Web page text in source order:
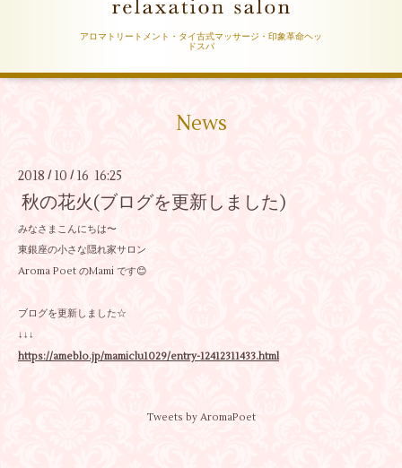
アロマトリートメント・タイ古式マッサージ・印象革命ヘッ
ドスパ
News
2018 / 10 / 16 16:25
秋の花火(ブログを更新しました)
みなさまこんにちは〜
東銀座の小さな隠れ家サロン
Aroma Poet のMami です😊
ブログを更新しました☆
↓↓↓
https://ameblo.jp/mamiclu1029/entry-12412311433.html
Tweets by AromaPoet